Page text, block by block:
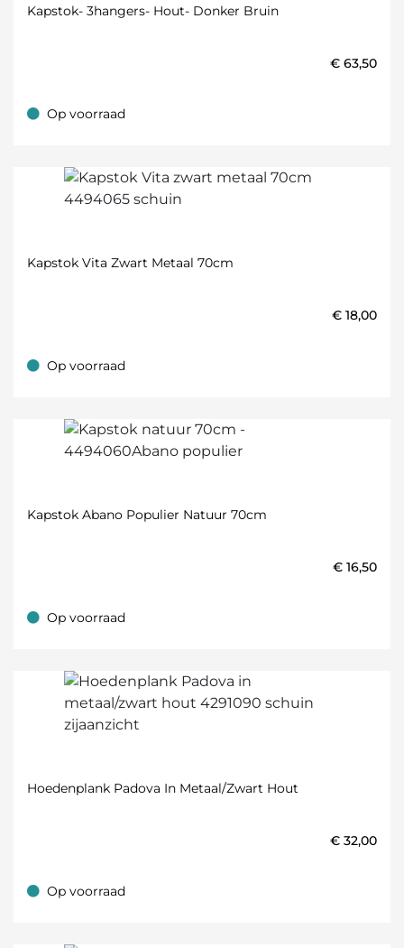
Kapstok- 3hangers- Hout- Donker Bruin
€ 63,50
Op voorraad
Op voorraad
Kapstok Vita Zwart Metaal 70cm
€ 18,00
Op voorraad
Op voorraad
Kapstok Abano Populier Natuur 70cm
€ 16,50
Op voorraad
Op voorraad
Hoedenplank Padova In Metaal/zwart Hout
€ 32,00
Op voorraad
Op voorraad